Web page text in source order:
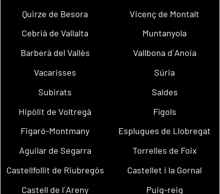
Quirze de Besora
Vicenç de Montalt
Cebrià de Vallalta
Muntanyola
Barberà del Vallès
Vallbona d´Anoia
Vacarisses
Súria
Subirats
Saldes
Hipòlit de Voltregà
Fígols
Figaró-Montmany
Esplugues de Llobregat
Aguilar de Segarra
Torrelles de Foix
Castellfollit de Riubregós
Castellet i la Gornal
Castell de l´Areny
Puig-reig